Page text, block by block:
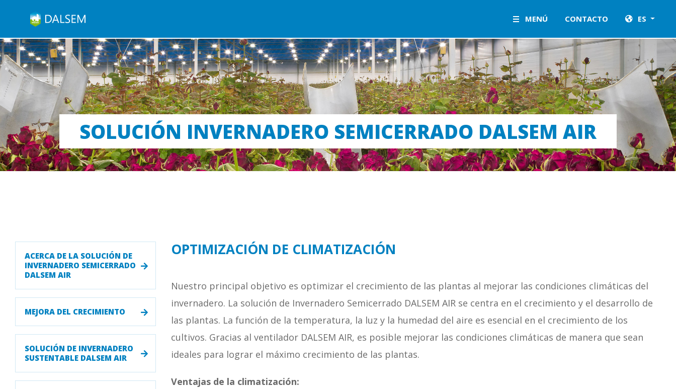
MENÚ CONTACTO ES
SOLUCIÓN INVERNADERO SEMICERRADO DALSEM AIR
ACERCA DE LA SOLUCIÓN DE
INVERNADERO SEMICERRADO
DALSEM AIR
MEJORA DEL CRECIMIENTO
SOLUCIÓN DE INVERNADERO
SUSTENTABLE DALSEM AIR
OPTIMIZACIÓN DE CLIMATIZACIÓN
Nuestro principal objetivo es optimizar el crecimiento de las plantas al mejorar las condiciones climáticas del
invernadero. La solución de Invernadero Semicerrado DALSEM AIR se centra en el crecimiento y el desarrollo de
las plantas. La función de la temperatura, la luz y la humedad del aire es esencial en el crecimiento de los
cultivos. Gracias al ventilador DALSEM AIR, es posible mejorar las condiciones climáticas de manera que sean
ideales para lograr el máximo crecimiento de las plantas.
Ventajas de la climatización: